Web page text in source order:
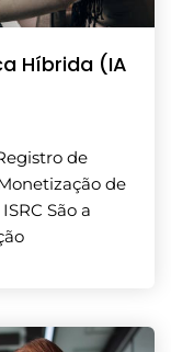
Híbrida (IA
de
de
São a